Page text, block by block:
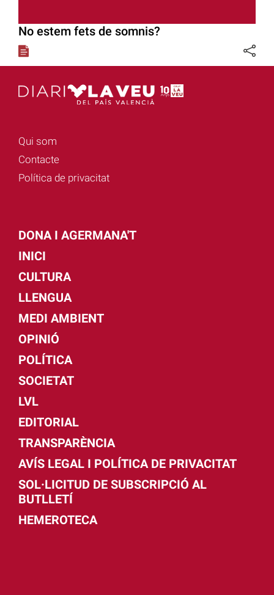
No estem fets de somnis?
Qui som
Contacte
Política de privacitat
DONA I AGERMANA'T
INICI
CULTURA
LLENGUA
MEDI AMBIENT
OPINIÓ
POLÍTICA
SOCIETAT
LVL
EDITORIAL
TRANSPARÈNCIA
AVÍS LEGAL I POLÍTICA DE PRIVACITAT
SOL·LICITUD DE SUBSCRIPCIÓ AL
BUTLLETÍ
HEMEROTECA